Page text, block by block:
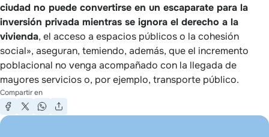
ciudad no puede convertirse en un escaparate para la
inversión privada mientras se ignora el derecho a la
vivienda, el acceso a espacios públicos o la cohesión
social», aseguran, temiendo, además, que el incremento
poblacional no venga acompañado con la llegada de
mayores servicios o, por ejemplo, transporte público.
Compartir en